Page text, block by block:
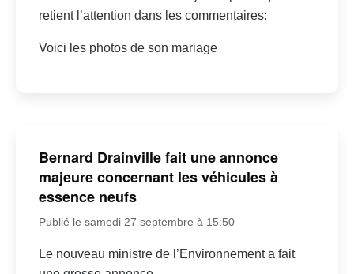
retient l’attention dans les commentaires:
Voici les photos de son mariage
Bernard Drainville fait une annonce
majeure concernant les véhicules à
essence neufs
Publié le samedi 27 septembre à 15:50
Le nouveau ministre de l’Environnement a fait